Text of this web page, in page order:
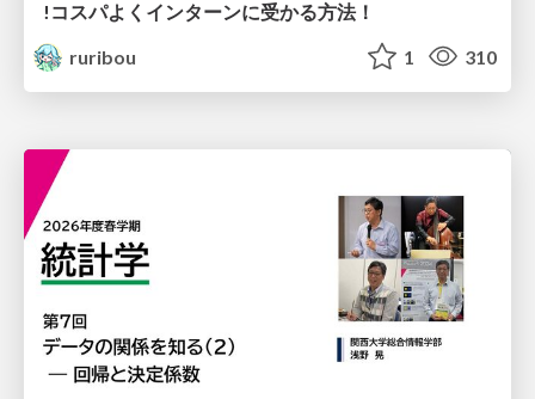
!コスパよくインターンに受かる方法！
ruribou
1 310